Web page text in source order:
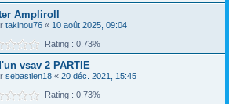
Ampliroll
takinou76 « 10 août 2025, 09:04
Rating : 0.73%
vsav 2 PARTIE
sebastien18 « 20 déc. 2021, 15:45
Rating : 0.73%